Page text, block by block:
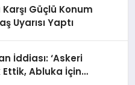
Güçlü Konum
Uyarısı Yaptı
İddiası: ‘Askeri
Ettik, Abluka İçin